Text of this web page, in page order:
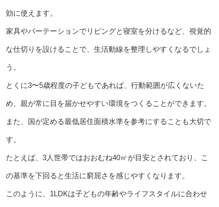
効に使えます。
家具やパーテーションでリビングと寝室を分けるなど、視覚的
な仕切りを設けることで、生活動線を整理しやすくなるでしょ
う。
とくに3〜5歳程度の子どもであれば、行動範囲が広くないた
め、親が常に目を届かせやすい環境をつくることができます。
また、国が定める最低居住面積水準を参考にすることも大切で
す。
たとえば、3人世帯ではおおむね40㎡が目安とされており、こ
の基準を下回ると生活に窮屈さを感じやすくなります。
このように、1LDKは子どもの年齢やライフスタイルに合わせ